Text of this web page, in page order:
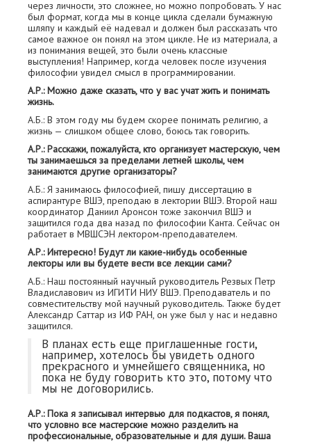
через личности, это сложнее, но можно попробовать. У нас
был формат, когда мы в конце цикла сделали бумажную
шляпу и каждый её надевал и должен был рассказать что
самое важное он понял на этом цикле. Не из материала, а
из понимания вещей, это были очень классные
выступления! Например, когда человек после изучения
философии увидел смысл в программировании.
А.Р.: Можно даже сказать, что у вас учат жить и понимать
жизнь.
А.Б.: В этом году мы будем скорее понимать религию, а
жизнь — слишком общее слово, боюсь так говорить.
А.Р.: Расскажи, пожалуйста, кто организует мастерскую, чем
ты занимаешься за пределами летней школы, чем
занимаются другие организаторы?
А.Б.: Я занимаюсь философией, пишу диссертацию в
аспирантуре ВШЭ, преподаю в лектории ВШЭ. Второй наш
координатор Даниил Аронсон тоже закончил ВШЭ и
защитился года два назад по философии Канта. Сейчас он
работает в МВШСЭН лектором-преподавателем.
А.Р.: Интересно! Будут ли какие-нибудь особенные
лекторы или вы будете вести все лекции сами?
А.Б.: Наш постоянный научный руководитель Резвых Петр
Владиславович из ИГИТИ НИУ ВШЭ. Преподаватель и по
совместительству мой научный руководитель. Также будет
Александр Саттар из ИФ РАН, он уже был у нас и недавно
защитился.
В планах есть еще приглашенные гости,
например, хотелось бы увидеть одного
прекрасного и умнейшего священника, но
пока не буду говорить кто это, потому что
мы не договорились.
А.Р.: Пока я записывал интервью для подкастов, я понял,
что условно все мастерские можно разделить на
профессиональные, образовательные и для души. Ваша